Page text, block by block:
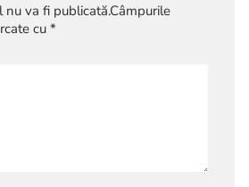
nu va fi publicată.Câmpurile
cu *